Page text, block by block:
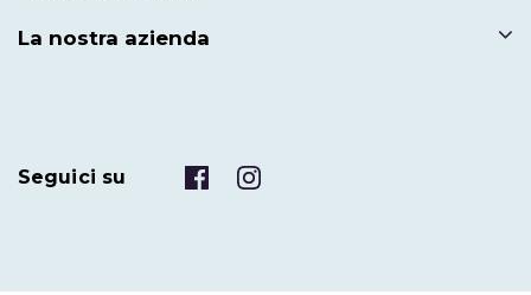
La nostra azienda
Seguici su